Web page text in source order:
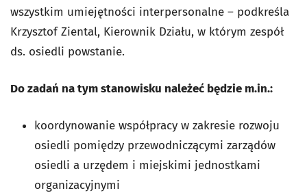
wszystkim umiejętności interpersonalne – podkreśla
Krzysztof Ziental, Kierownik Działu, w którym zespół
ds. osiedli powstanie.
Do zadań na tym stanowisku należeć będzie m.in.:
koordynowanie współpracy w zakresie rozwoju
osiedli pomiędzy przewodniczącymi zarządów
osiedli a urzędem i miejskimi jednostkami
organizacyjnymi